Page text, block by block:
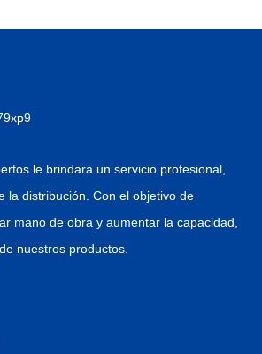
le brindará un servicio profesional,
la distribución. Con el objetivo de
mano de obra y aumentar la capacidad,
nuestros productos.